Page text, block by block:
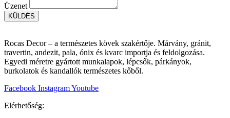
Üzenet
KÜLDÉS
Rocas Decor – a természetes kövek szakértője. Márvány, gránit,
travertin, andezit, pala, ónix és kvarc importja és feldolgozása.
Egyedi méretre gyártott munkalapok, lépcsők, párkányok,
burkolatok és kandallók természetes kőből.
Facebook InstagramYoutube
Elérhetőség: